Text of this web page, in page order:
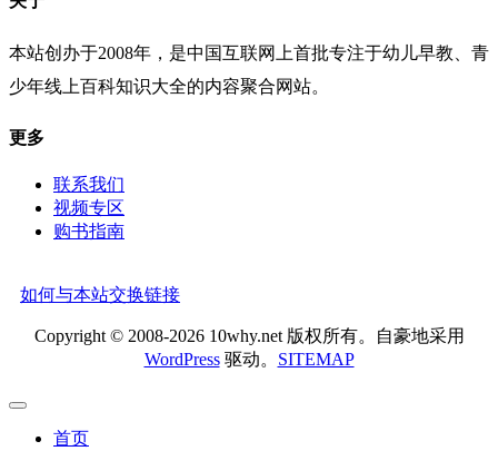
本站创办于2008年，是中国互联网上首批专注于幼儿早教、青
少年线上百科知识大全的内容聚合网站。
更多
联系我们
视频专区
购书指南
如何与本站交换链接
Copyright © 2008-2026 10why.net 版权所有。自豪地采用
WordPress驱动。 SITEMAP
首页